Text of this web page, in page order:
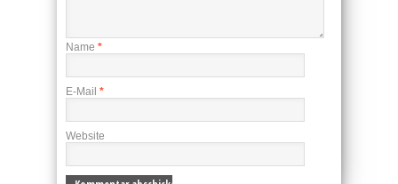
Name *
E-Mail *
Website